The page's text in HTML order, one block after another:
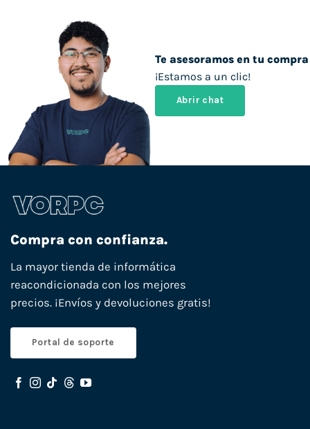
Te asesoramos en tu compra
¡Estamos a un clic!
Abrir chat
Compra con confianza.
La mayor tienda de informática
reacondicionada con los mejores
precios. ¡Envíos y devoluciones gratis!
Portal de soporte